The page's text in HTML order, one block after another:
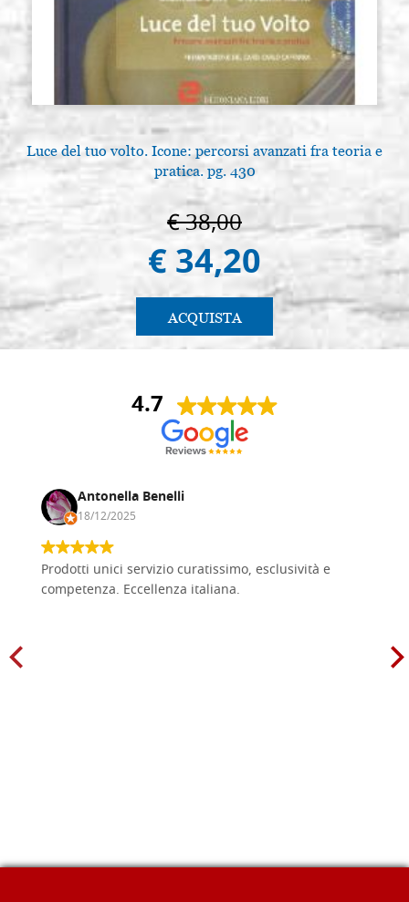
Luce del tuo volto. Icone: percorsi avanzati fra teoria e
pratica. pg. 430
€ 38,00
€ 34,20
ACQUISTA
4.7
Antonella Benelli
18/12/2025
Prodotti unici servizio curatissimo, esclusività e
competenza. Eccellenza italiana.